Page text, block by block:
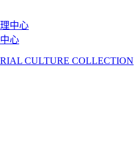
心
CULTURE COLLECTION